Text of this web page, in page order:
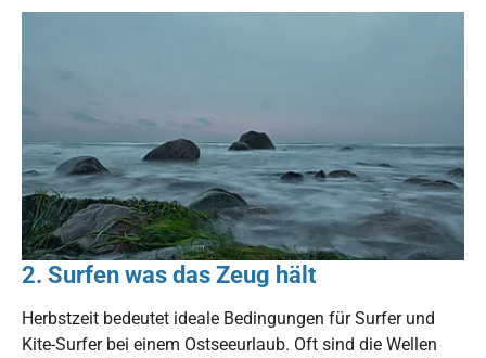
2. Surfen was das Zeug hält
Herbstzeit bedeutet ideale Bedingungen für Surfer und
Kite-Surfer bei einem Ostseeurlaub. Oft sind die Wellen